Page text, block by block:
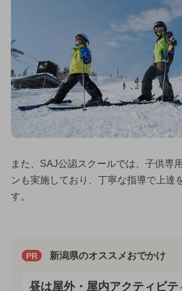
また、SAJ公認スクールでは、子供専
ンも実施しており、丁寧な指導で上達
す。
PR 新潟県のオススメおでかけ
昼は屋外・屋内アクティビテ